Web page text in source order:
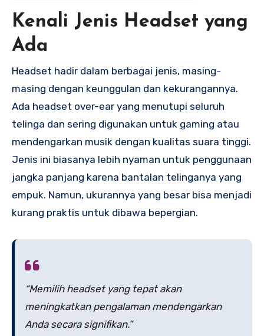
Kenali Jenis Headset yang
Ada
Headset hadir dalam berbagai jenis, masing-
masing dengan keunggulan dan kekurangannya.
Ada headset over-ear yang menutupi seluruh
telinga dan sering digunakan untuk gaming atau
mendengarkan musik dengan kualitas suara tinggi.
Jenis ini biasanya lebih nyaman untuk penggunaan
jangka panjang karena bantalan telinganya yang
empuk. Namun, ukurannya yang besar bisa menjadi
kurang praktis untuk dibawa bepergian.
“Memilih headset yang tepat akan
meningkatkan pengalaman mendengarkan
Anda secara signifikan.”